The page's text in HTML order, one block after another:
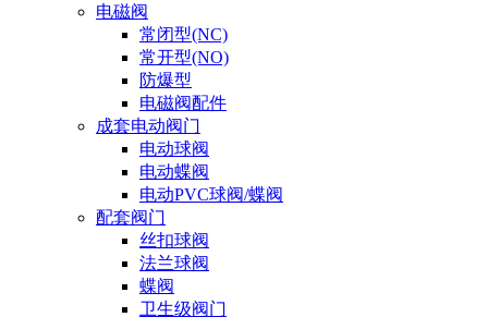
电磁阀
常闭型(NC)
常开型(NO)
防爆型
电磁阀配件
成套电动阀门
电动球阀
电动蝶阀
电动PVC球阀/蝶阀
配套阀门
丝扣球阀
法兰球阀
蝶阀
卫生级阀门